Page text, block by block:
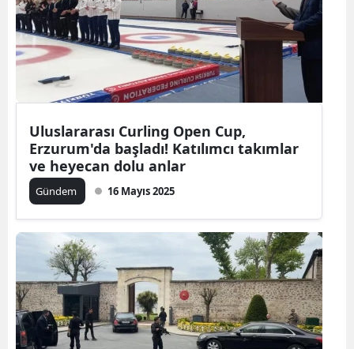
Uluslararası Curling Open Cup,
Erzurum'da başladı! Katılımcı takımlar
ve heyecan dolu anlar
Gündem 16 Mayıs 2025